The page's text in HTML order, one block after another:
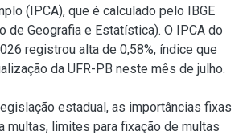
(IPCA), que é calculado pelo IBGE
de Geografia e Estatística). O IPCA do
registrou alta de 0,58%, índice que
da UFR-PB neste mês de julho.
estadual, as importâncias fixas
multas, limites para fixação de multas